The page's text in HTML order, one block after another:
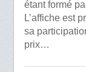
étant formé
L’affiche est
sa
prix…